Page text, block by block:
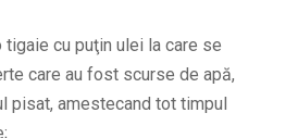
cu puţin ulei la care se
care au fost scurse de apă,
pisat, amestecand tot timpul